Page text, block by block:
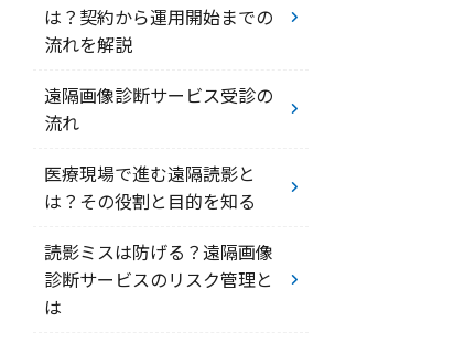
は？契約から運用開始までの
流れを解説
遠隔画像診断サービス受診の
流れ
医療現場で進む遠隔読影と
は？その役割と目的を知る
読影ミスは防げる？遠隔画像
診断サービスのリスク管理と
は